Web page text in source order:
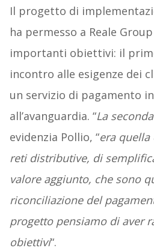
Il progetto di
ha permesso a Reale
importanti obiettivi: il
incontro alle esigenze dei
un servizio di pagamento
all’avanguardia. “La
evidenzia Pollio, “era quella
reti distributive, di
valore aggiunto, che sono
riconciliazione del
progetto pensiamo di aver
obiettivi“.